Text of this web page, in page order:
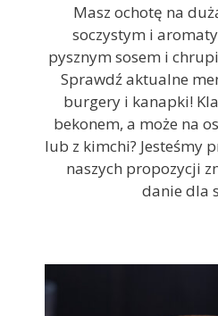
Masz ochotę na
soczystym i
pysznym sosem i
Sprawdź aktualne
burgery i kanapki!
bekonem, a może na
lub z kimchi? Jesteśmy
naszych propozycji
danie dla